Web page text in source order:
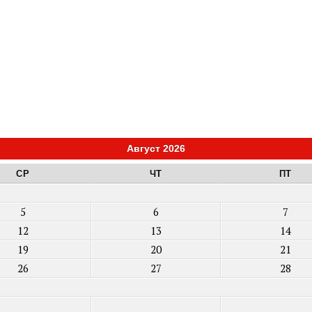
Август 2026
СР ЧТ ПТ
5 6 7
12 13 14
19 20 21
26 27 28